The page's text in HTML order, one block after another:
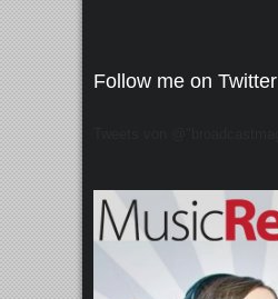
Follow me on Twitter